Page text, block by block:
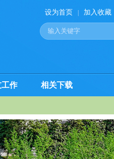
设为首页 加入收藏
作 相关下载